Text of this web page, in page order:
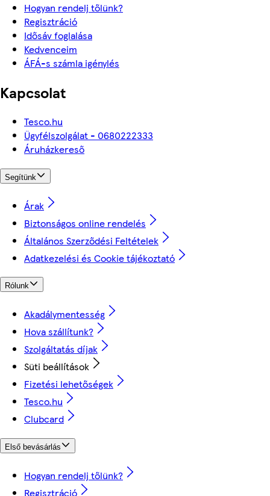
Hogyan rendelj tőlünk?
Regisztráció
Idősáv foglalása
Kedvenceim
ÁFÁ-s számla igénylés
Kapcsolat
Tesco.hu
Ügyfélszolgálat - 0680222333
Áruházkereső
Segítünk
Árak
Biztonságos online rendelés
Általános Szerződési Feltételek
Adatkezelési és Cookie tájékoztató
Rólunk
Akadálymentesség
Hova szállítunk?
Szolgáltatás díjak
Süti beállítások
Fizetési lehetőségek
Tesco.hu
Clubcard
Első bevásárlás
Hogyan rendelj tőlünk?
Regisztráció